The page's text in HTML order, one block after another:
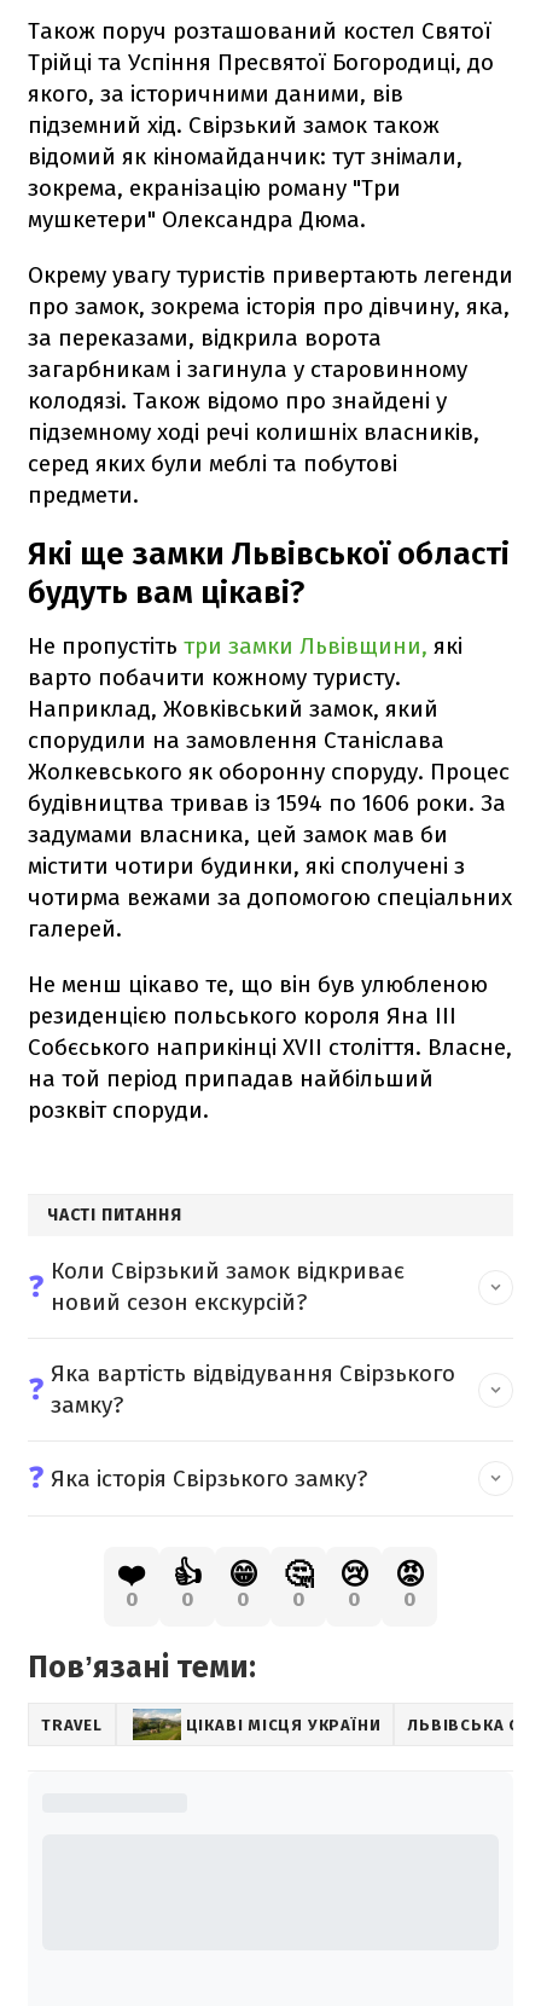
Також поруч розташований костел Святої
Трійці та Успіння Пресвятої Богородиці, до
якого, за історичними даними, вів
підземний хід. Свірзький замок також
відомий як кіномайданчик: тут знімали,
зокрема, екранізацію роману "Три
мушкетери" Олександра Дюма.
Окрему увагу туристів привертають легенди
про замок, зокрема історія про дівчину, яка,
за переказами, відкрила ворота
загарбникам і загинула у старовинному
колодязі. Також відомо про знайдені у
підземному ході речі колишніх власників,
серед яких були меблі та побутові
предмети.
Які ще замки Львівської області
будуть вам цікаві?
Не пропустіть три замки Львівщини, які
варто побачити кожному туристу.
Наприклад, Жовківський замок, який
спорудили на замовлення Станіслава
Жолкевського як оборонну споруду. Процес
будівництва тривав із 1594 по 1606 роки. За
задумами власника, цей замок мав би
містити чотири будинки, які сполучені з
чотирма вежами за допомогою спеціальних
галерей.
Не менш цікаво те, що він був улюбленою
резиденцією польського короля Яна III
Собєського наприкінці XVII століття. Власне,
на той період припадав найбільший
розквіт споруди.
ЧАСТІ ПИТАННЯ
❓ Коли Свірзький замок відкриває
новий сезон екскурсій?
❓ Яка вартість відвідування Свірзького
замку?
❓ Яка історія Свірзького замку?
❤️
0
👍
0
😁
0
🤔
0
😢
0
😡
0
Повʼязані теми:
TRAVEL ЦІКАВІ МІСЦЯ УКРАЇНИ ЛЬВІВСЬКА